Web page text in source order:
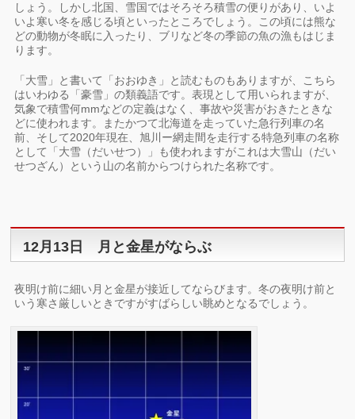
しょう。しかし北国、雪国ではそろそろ積雪の便りがあり、いよ
いよ寒い冬を感じる頃といったところでしょう。この頃には熊な
どの動物が冬眠に入ったり、ブリなど冬の季節の魚の漁もはじま
ります。
「大雪」と書いて「おおゆき」と読むものもありますが、こちら
はいわゆる「豪雪」の類義語です。表現として用いられますが、
気象で積雪何mmなどの定義はなく、事故や災害がおきたときな
どに使われます。またかつて北海道を走っていた急行列車の名
前、そして2020年現在、旭川ー網走間を走行する特急列車の名称
として「大雪（だいせつ）」も使われますがこれは大雪山（だい
せつざん）という山の名前からつけられた名称です。
12月13日 月と金星がならぶ
夜明け前に細い月と金星が接近してならびます。冬の夜明け前と
いう寒さ厳しいときですがすばらしい眺めとなるでしょう。